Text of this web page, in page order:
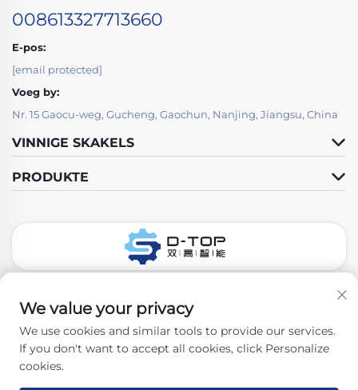
008613327713660
E-pos:
[email protected]
Voeg by:
Nr. 15 Gaocu-weg, Gucheng, Gaochun, Nanjing, Jiangsu, China
VINNIGE SKAKELS
PRODUKTE
Kopiereg © 2026 Nanjing D-Top Pharmatech Co., Ltd. Alle regte
We value your privacy
We use cookies and similar tools to provide our services.
If you don't want to accept all cookies, click Personalize
cookies.